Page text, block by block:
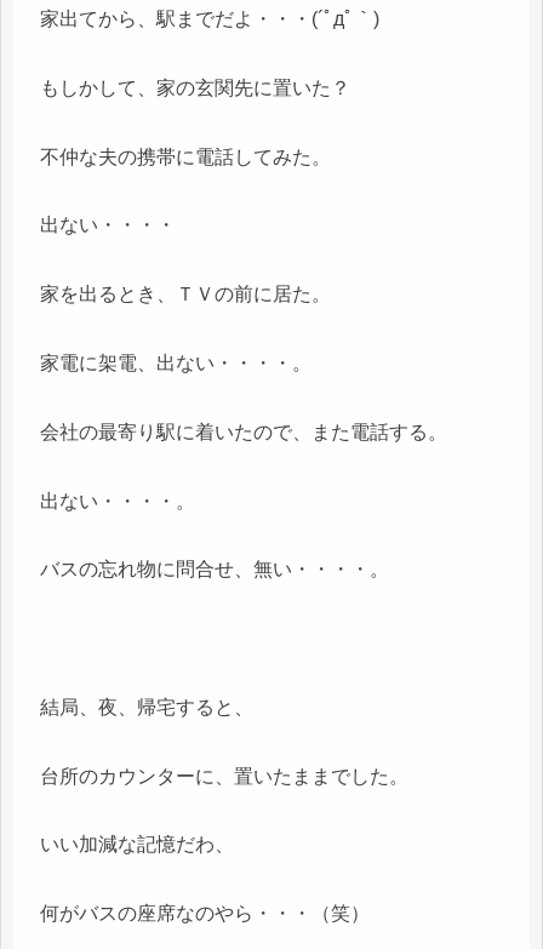
家出てから、駅までだよ・・・(´ﾟдﾟ｀)
もしかして、家の玄関先に置いた？
不仲な夫の携帯に電話してみた。
出ない・・・・
家を出るとき、ＴＶの前に居た。
家電に架電、出ない・・・・。
会社の最寄り駅に着いたので、また電話する。
出ない・・・・。
バスの忘れ物に問合せ、無い・・・・。
結局、夜、帰宅すると、
台所のカウンターに、置いたままでした。
いい加減な記憶だわ、
何がバスの座席なのやら・・・（笑）